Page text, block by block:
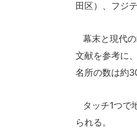
田区）、フジ
幕末と現代
文献を参考に
名所の数は約
タッチ1つで
られる。